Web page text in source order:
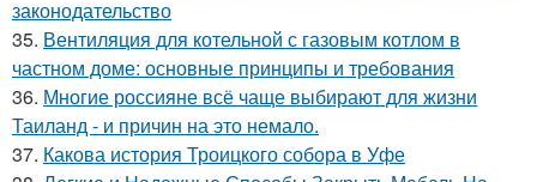
законодательство
35. Вентиляция для котельной с газовым котлом в
частном доме: основные принципы и требования
36. Многие россияне всё чаще выбирают для жизни
Таиланд - и причин на это немало.
37. Какова история Троицкого собора в Уфе